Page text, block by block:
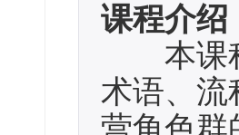
课程介绍
本课程
术语、流
营角色群